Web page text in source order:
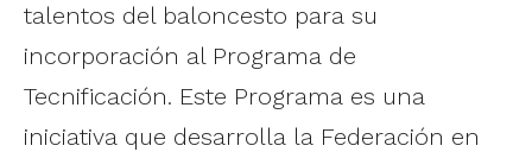
talentos del baloncesto para su
incorporación al Programa de
Tecnificación. Este Programa es una
iniciativa que desarrolla la Federación en